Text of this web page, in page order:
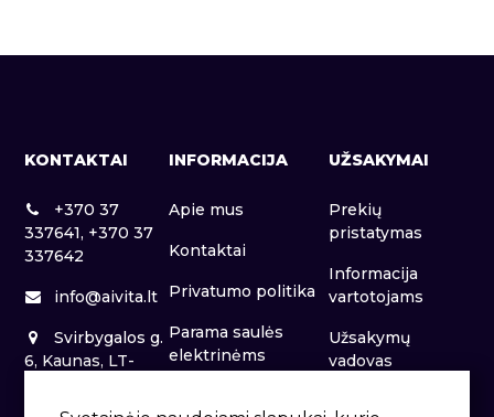
KONTAKTAI
+370 37
337641, +370 37
337642
info@aivita.lt
Svirbygalos g.
6, Kaunas, LT-
INFORMACIJA
Apie mus
Kontaktai
Privatumo politika
Parama saulės
elektrinėms
UŽSAKYMAI
Prekių
pristatymas
Informacija
vartotojams
Užsakymų
vadovas